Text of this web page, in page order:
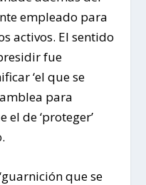
empleado para
activos. El sentido
fue
‘el que se
para
de ‘proteger’
que se